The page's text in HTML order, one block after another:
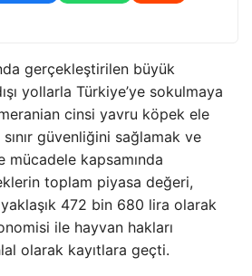
gerçekleştirilen büyük
yollarla Türkiye’ye sokulmaya
cinsi yavru köpek ele
güvenliğini sağlamak ve
mücadele kapsamında
toplam piyasa değeri,
472 bin 680 lira olarak
ile hayvan hakları
olarak kayıtlara geçti.